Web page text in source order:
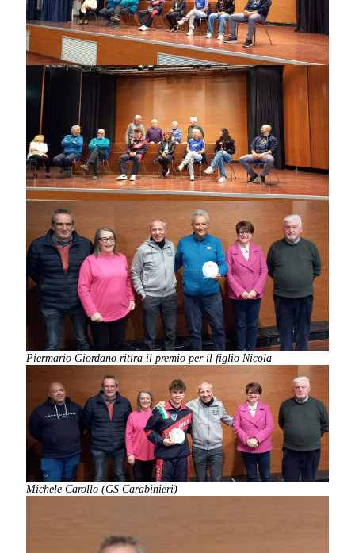
Piermario Giordano ritira il premio per il figlio Nicola
Michele Carollo (GS Carabinieri)